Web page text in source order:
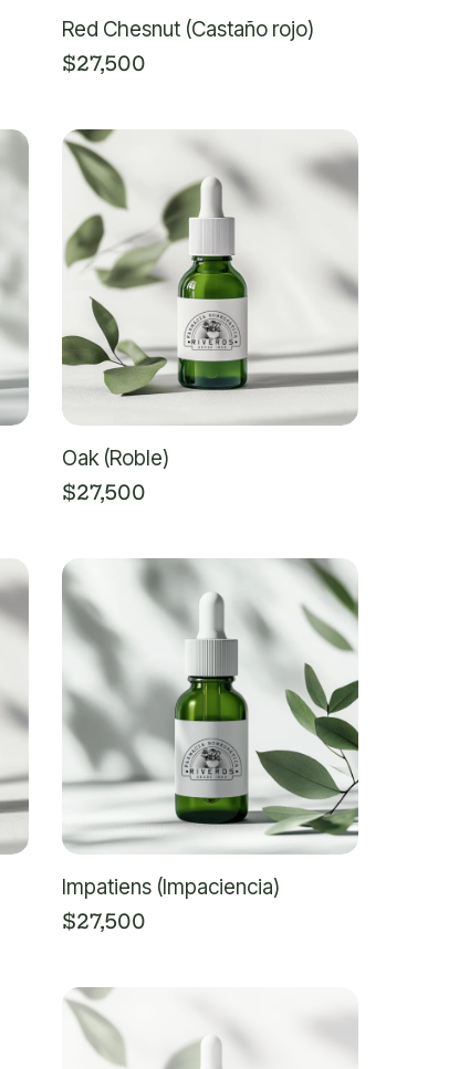
Red Chesnut (Castaño rojo)
$27,500
Oak (Roble)
$27,500
Impatiens (Impaciencia)
$27,500